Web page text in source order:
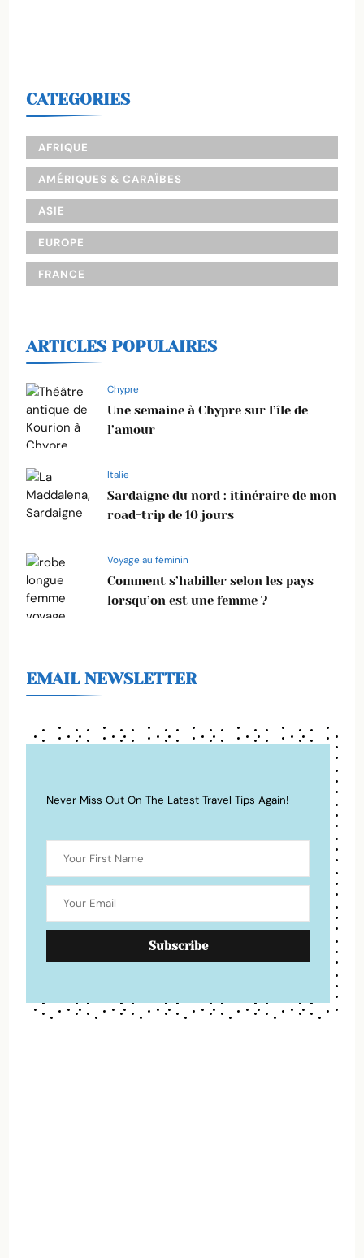
CATEGORIES
AFRIQUE
AMÉRIQUES & CARAÏBES
ASIE
EUROPE
FRANCE
ARTICLES POPULAIRES
Chypre
Une semaine à Chypre sur l’île de
l’amour
Italie
Sardaigne du nord : itinéraire de mon
road-trip de 10 jours
Voyage au féminin
Comment s’habiller selon les pays
lorsqu’on est une femme ?
EMAIL NEWSLETTER
Never Miss Out On The Latest Travel Tips Again!